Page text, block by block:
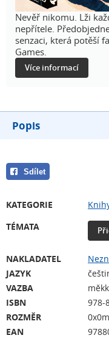
Nevěř nikomu. Lži
nepřítele.
senzaci, která potěší
Games.
Více informací
Popis
Sdílet
KATEGORIE
TÉMATA
NAKLADATEL
JAZYK
VAZBA
ISBN
978-
ROZMĚR
EAN